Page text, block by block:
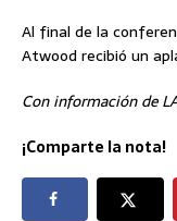
Al final de la
Atwood recibió un
Con información de
¡Comparte la nota!